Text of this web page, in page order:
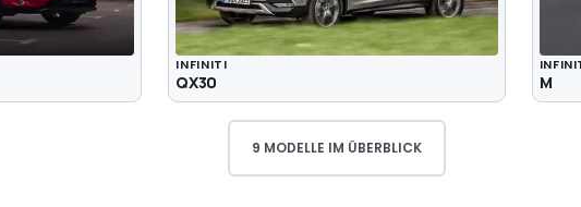
INFINITI
QX30 M
9 MODELLE IM ÜBERBLICK